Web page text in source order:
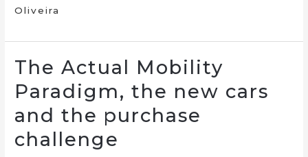
Oliveira
The Actual Mobility
Paradigm, the new cars
and the purchase
challenge